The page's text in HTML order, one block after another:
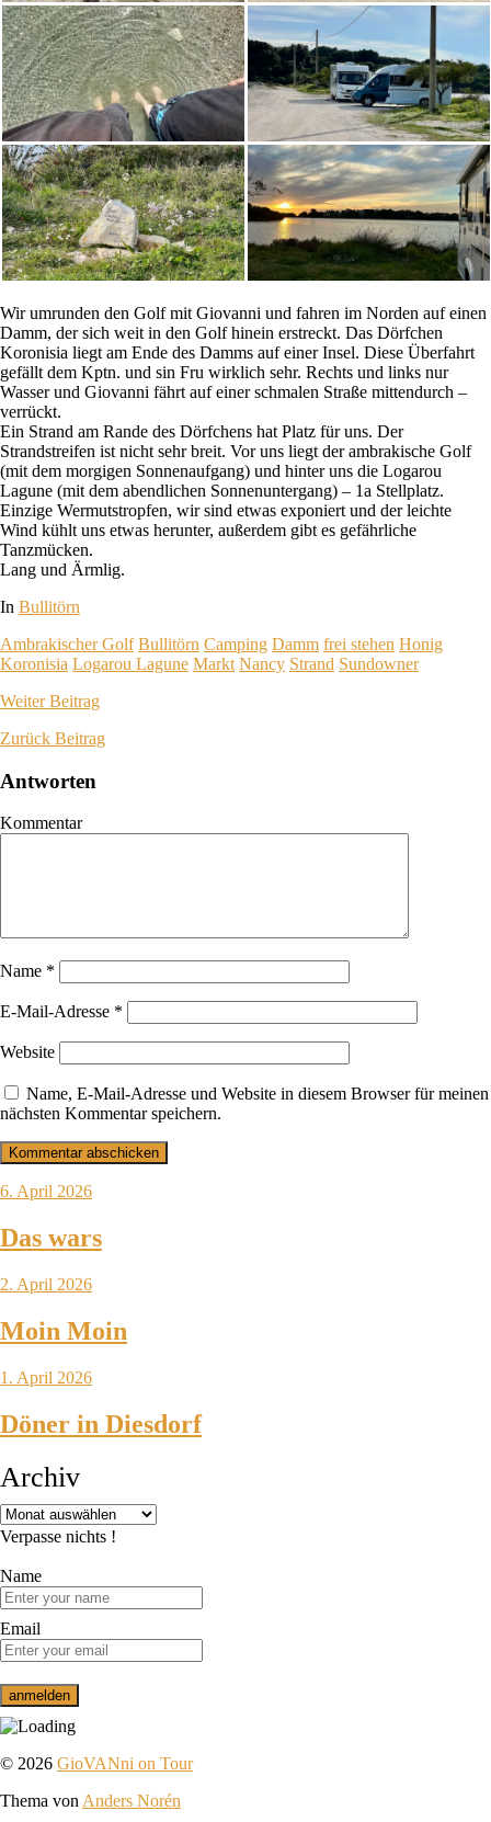
Wir umrunden den Golf mit Giovanni und fahren im Norden auf einen
Damm, der sich weit in den Golf hinein erstreckt. Das Dörfchen
Koronisia liegt am Ende des Damms auf einer Insel. Diese Überfahrt
gefällt dem Kptn. und sin Fru wirklich sehr. Rechts und links nur
Wasser und Giovanni fährt auf einer schmalen Straße mittendurch –
verrückt.
Ein Strand am Rande des Dörfchens hat Platz für uns. Der
Strandstreifen ist nicht sehr breit. Vor uns liegt der ambrakische Golf
(mit dem morgigen Sonnenaufgang) und hinter uns die Logarou
Lagune (mit dem abendlichen Sonnenuntergang) – 1a Stellplatz.
Einzige Wermutstropfen, wir sind etwas exponiert und der leichte
Wind kühlt uns etwas herunter, außerdem gibt es gefährliche
Tanzmücken.
Lang und Ärmlig.
In Bullitörn
Ambrakischer Golf Bullitörn Camping Damm frei stehen Honig
Koronisia Logarou Lagune Markt Nancy Strand Sundowner
WeiterBeitrag
Zurück Beitrag
Antworten
Kommentar
Name *
E-Mail-Adresse *
Website
Name, E-Mail-Adresse und Website in diesem Browser für meinen
nächsten Kommentar speichern.
6. April 2026
Das wars
2. April 2026
Moin Moin
1. April 2026
Döner in Diesdorf
Archiv
Verpasse nichts !
Name
Email
© 2026 GioVANni on Tour
Thema von Anders Norén